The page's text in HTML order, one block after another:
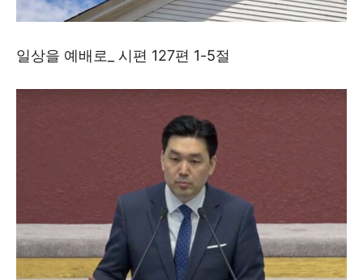
일상을 예배로_ 시편 127편 1-5절